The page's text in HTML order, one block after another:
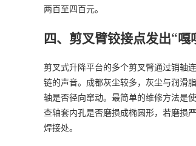
两百至四百元。
四、剪叉臂铰接点发出“
剪叉式升降平台的多个剪叉臂通过销轴
链的声音。成都灰尘较多，灰尘与润滑
轴是否径向窜动。最简单的维修方法是
查轴套内孔是否磨损成椭圆形，若磨损
焊接处。